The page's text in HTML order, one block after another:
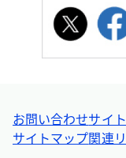
お問い合わせサイ
サイトマップ関連